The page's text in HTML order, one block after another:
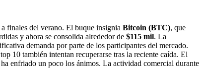
finales del verano. El buque insignia Bitcoin (BTC), que
y ahora se consolida alrededor de $115 mil. La
demanda por parte de los participantes del mercado.
10 también intentan recuperarse tras la reciente caída. El
enfriado un poco los ánimos. La actividad comercial durante